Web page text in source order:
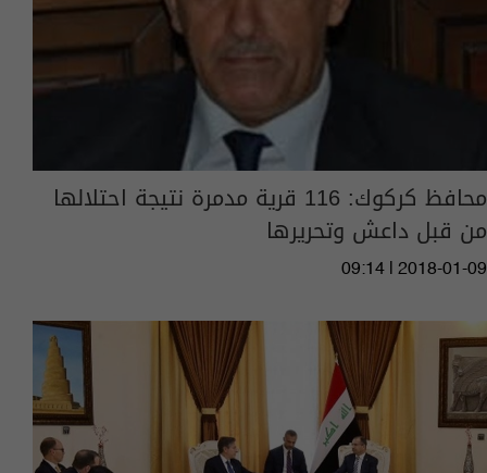
محافظ كركوك: 116 قرية مدمرة نتيجة احتلالها
من قبل داعش وتحريرها
09:14 | 2018-01-09